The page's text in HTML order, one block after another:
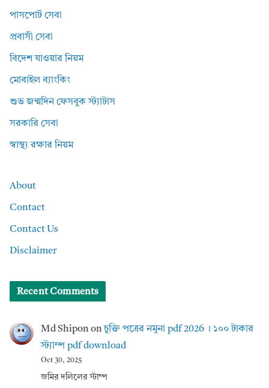
পাসপোর্ট সেবা
প্রবাসী সেবা
বিদেশ যাওয়ার নিয়ম
মোবাইল ব্যাংকিং
শুভ জন্মদিন ফেসবুক স্ট্যাটাস
সরকারি সেবা
স্বাস্থ্য রক্ষার নিয়ম
About
Contact
Contact Us
Disclaimer
Recent Comments
Md Shipononচুক্তি পত্রের নমুনা pdf 2026 । ১০০ টাকার
স্ট্যাম্প pdf download
Oct 30, 2025
জমির দলিলের স্টাম্প